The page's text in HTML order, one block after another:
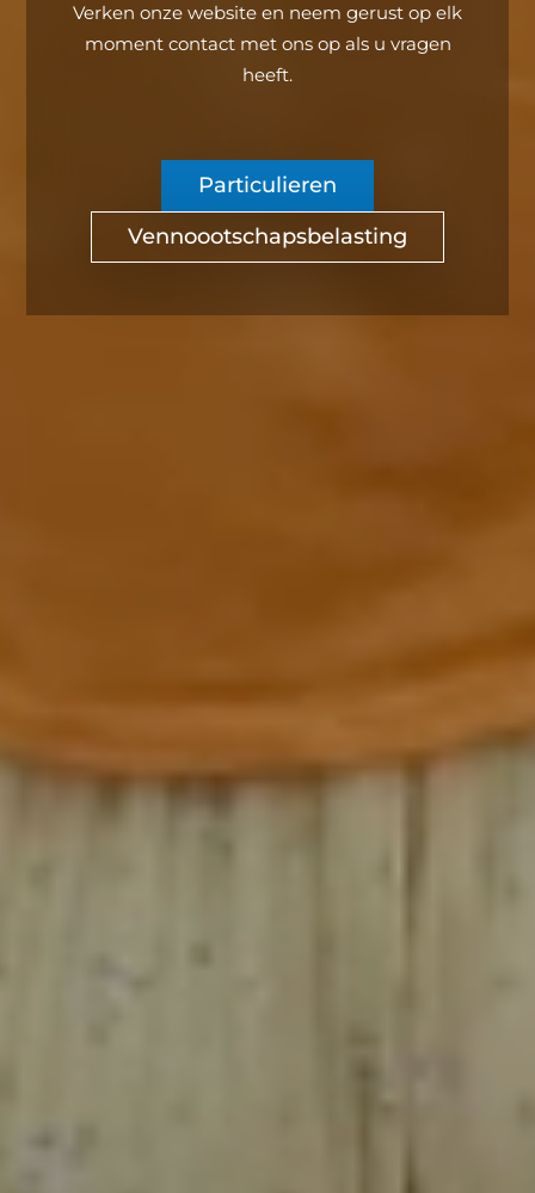
Verken onze website en neem gerust op elk
moment contact met ons op als u vragen
heeft.
Particulieren
Vennoootschapsbelasting